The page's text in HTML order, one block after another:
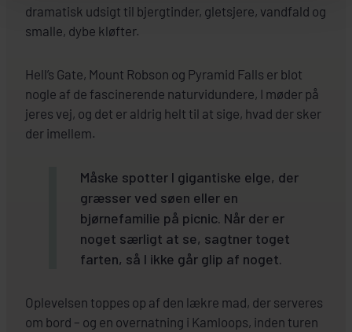
dramatisk udsigt til bjergtinder, gletsjere, vandfald og
smalle, dybe kløfter.
Hell’s Gate, Mount Robson og Pyramid Falls er blot
nogle af de fascinerende naturvidundere, I møder på
jeres vej, og det er aldrig helt til at sige, hvad der sker
der imellem.
Måske spotter I gigantiske elge, der
græsser ved søen eller en
bjørnefamilie på picnic. Når der er
noget særligt at se, sagtner toget
farten, så I ikke går glip af noget.
Oplevelsen toppes op af den lækre mad, der serveres
om bord – og en overnatning i Kamloops, inden turen